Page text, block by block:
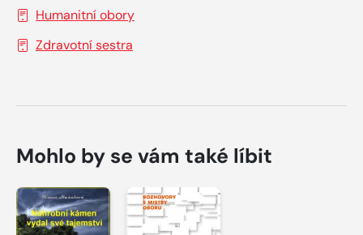
Humanitní obory
Zdravotní sestra
Mohlo by se vám také líbit